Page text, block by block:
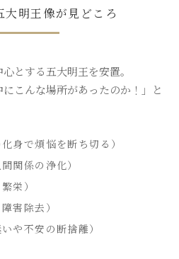
明王像が見どころ
とする五大明王を安置。
こんな場所があったのか！」と
身で煩悩を断ち切る）
関係の浄化）
栄）
害除去）
や不安の断捨離）